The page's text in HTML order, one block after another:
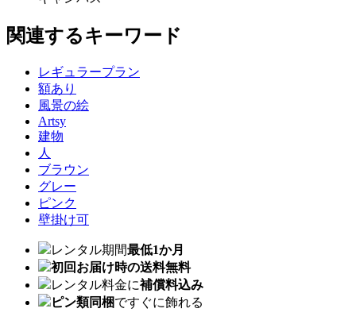
関連するキーワード
レギュラープラン
額あり
風景の絵
Artsy
建物
人
ブラウン
グレー
ピンク
壁掛け可
レンタル期間最低1か月
初回お届け時の送料無料
レンタル料金に補償料込み
ピン類同梱ですぐに飾れる